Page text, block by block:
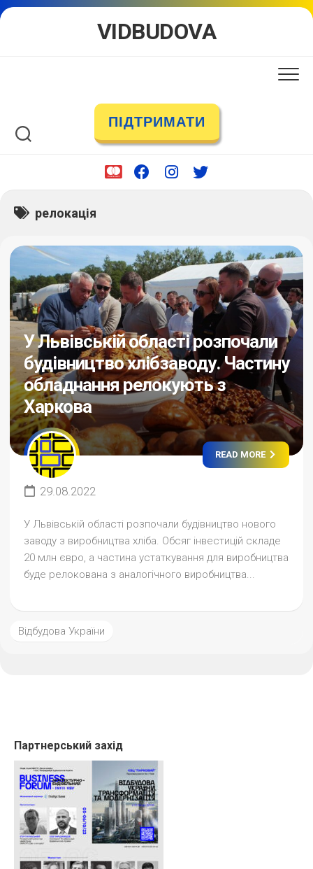
Skip
VIDBUDOVA
ПІДТРИМАТИ
релокація
У Львівській області розпочали
будівництво хлібзаводу. Частину
обладнання релокують з
Харкова
READ MORE
29.08.2022
У Львівській області розпочали будівництво нового
заводу з виробництва хліба. Обсяг інвестицій складе
20 млн євро, а частина устаткування для виробництва
буде релокована з аналогічного виробництва...
Відбудова України
Партнерський захід